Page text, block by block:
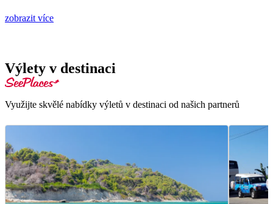
zobrazit více
Výlety v destinaci
Využijte skvělé nabídky výletů v destinaci od našich partnerů